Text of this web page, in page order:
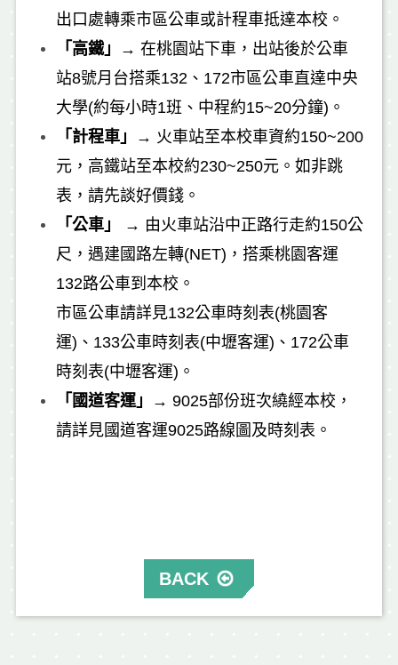
出口處轉乘市區公車或計程車抵達本校。
「高鐵」
→ 在桃園站下車，出站後於公車
站8號月台搭乘132、172市區公車直達中央
大學(約每小時1班、中程約15~20分鐘)。
「計程車」
→ 火車站至本校車資約150~200
元，高鐵站至本校約230~250元。如非跳
表，請先談好價錢。
「公車」
→ 由火車站沿中正路行走約150公
尺，遇建國路左轉(NET)，搭乘桃園客運
132路公車到本校。
市區公車請詳見132公車時刻表(桃園客
運) 、 133公車時刻表(中壢客運) 、 172公車
時刻表(中壢客運) 。
「國道客運」
→9025部份班次繞經本校，
請詳見國道客運9025路線圖及時刻表 。
BACK